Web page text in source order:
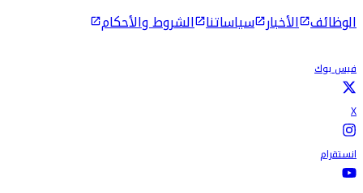
الوظائف الأخبار سياساتنا الشروط والأحكام
فيس بوك
X
انستقرام